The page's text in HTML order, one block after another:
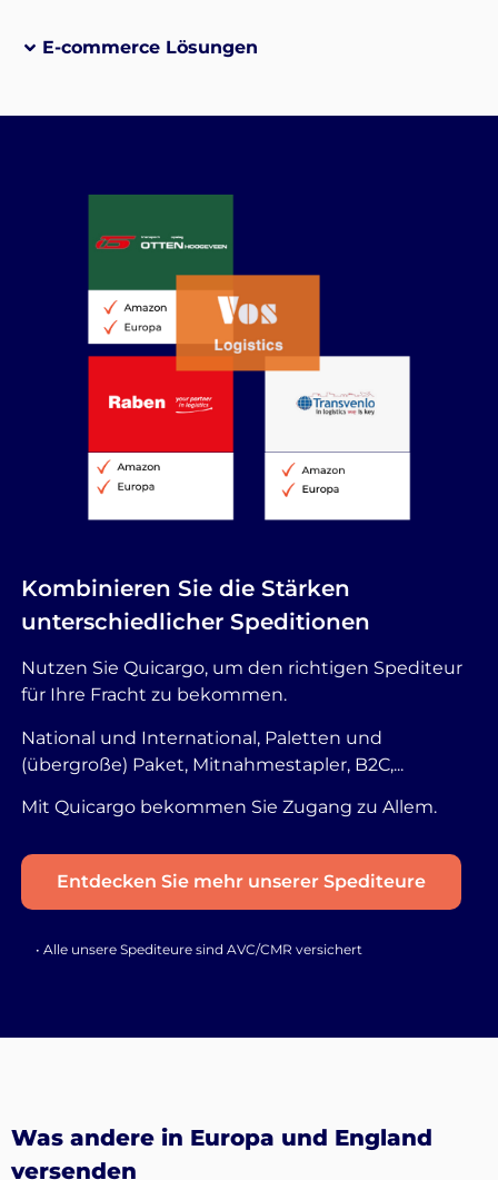
E-commerce Lösungen
Kombinieren Sie die Stärken
unterschiedlicher Speditionen
Nutzen Sie Quicargo, um den richtigen Spediteur
für Ihre Fracht zu bekommen.
National und International, Paletten und
(übergroße) Paket, Mitnahmestapler, B2C,...
Mit Quicargo bekommen Sie Zugang zu Allem.
Entdecken Sie mehr unserer Spediteure
• Alle unsere Spediteure sind AVC/CMR versichert
Was andere in Europa und England
versenden